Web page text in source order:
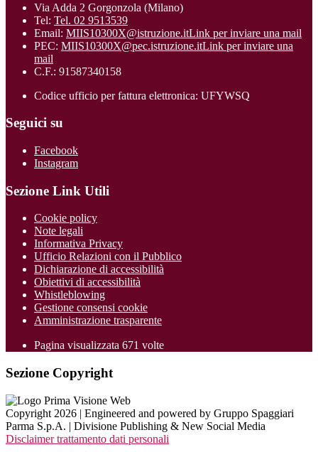
Via Adda 2 Gorgonzola (Milano)
Tel: Tel. 02 9513539
Email: MIIS10300X@istruzione.itLink per inviare una mail
PEC: MIIS10300X@pec.istruzione.itLink per inviare una
mail
C.F.: 91587340158
Codice ufficio per fattura elettronica: UFYWSQ
Seguici su
Facebook
Instagram
Sezione Link Utili
Cookie policy
Note legali
Informativa Privacy
Ufficio Relazioni con il Pubblico
Dichiarazione di accessibilità
Obiettivi di accessibilità
Whistleblowing
Gestione consensi cookie
Amministrazione trasparente
Pagina visualizzata 671 volte
Sezione Copyright
Copyright 2026 | Engineered and powered by Gruppo Spaggiari
Parma S.p.A. | Divisione Publishing & New Social Media
Disclaimer trattamento dati personali